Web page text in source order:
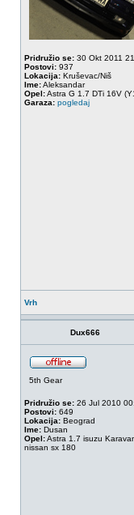
Pridružio se: 30 Okt 2011
Postovi: 937
Lokacija: Kruševac/Niš
Ime:Aleksandar
Opel:Astra G 1.7 DTi 16V
Garaza: pogledaj
Vrh
Dux666
5th Gear
Pridružio se: 26 Jul 2010
Postovi: 649
Lokacija: Beograd
Ime: Dusan
Opel:Astra 1.7 isuzu
nissan sx 180